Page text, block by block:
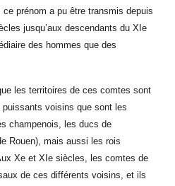
ce prénom a pu être transmis depuis
jusqu’aux descendants du XIe
des hommes que des
les territoires de ces comtes sont
voisins que sont les
champenois, les ducs de
Rouen), mais aussi les rois
Xe et XIe siècles, les comtes de
de ces différents voisins, et ils